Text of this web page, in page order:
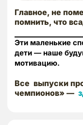
Главное, не
помнить, что
Эти маленькие
дети — наше
мотивацию.
Все выпуски
чемпионов» —